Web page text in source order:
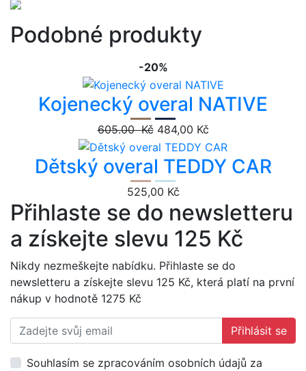
Podobné produkty
-20%
Kojenecký overal NATIVE
605.00 Kč 484,00 Kč
Dětský overal TEDDY CAR
525,00 Kč
Přihlaste se do newsletteru
a získejte slevu 125 Kč
Nikdy nezmeškejte nabídku. Přihlaste se do
newsletteru a získejte slevu 125 Kč, která platí na první
nákup v hodnotě 1275 Kč
Přihlásit se
Souhlasím se zpracováním osobních údajů za